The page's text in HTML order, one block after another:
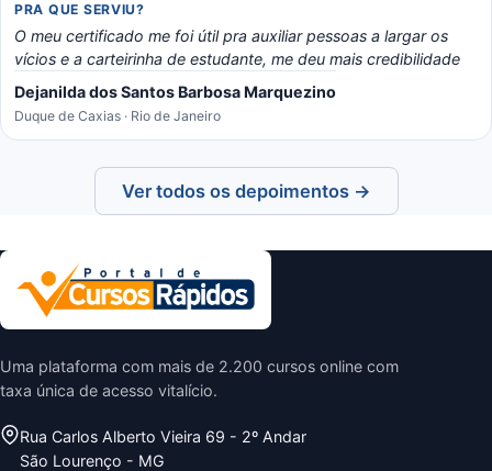
PRA QUE SERVIU?
O meu certificado me foi útil pra auxiliar pessoas a largar os
vícios e a carteirinha de estudante, me deu mais credibilidade
Dejanilda dos Santos Barbosa Marquezino
Duque de Caxias · Rio de Janeiro
Ver todos os depoimentos →
Uma plataforma com mais de 2.200 cursos online com
taxa única de acesso vitalício.
Rua Carlos Alberto Vieira 69 - 2º Andar
São Lourenço - MG